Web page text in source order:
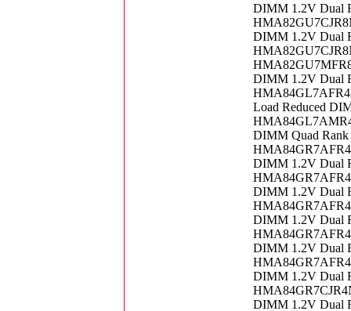
DIMM 1.2V Dual
DIMM 1.2V Dual
DIMM 1.2V Dual
Load Reduced
DIMM Quad
DIMM 1.2V Dual
DIMM 1.2V Dual
DIMM 1.2V Dual
DIMM 1.2V Dual
DIMM 1.2V Dual
DIMM 1.2V Dual